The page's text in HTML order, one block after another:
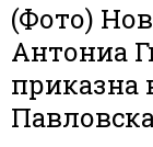
(Фото)
Антониа
приказна